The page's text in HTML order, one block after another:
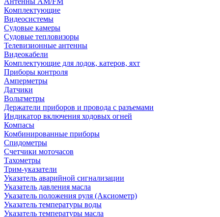
Комплектующие
Видеосистемы
Судовые камеры
Cудовые тепловизоры
Телевизионные антенны
Видеокабели
Комплектующие для лодок, катеров, яхт
Приборы контроля
Амперметры
Датчики
Вольтметры
Держатели приборов и провода с разъемами
Индикатор включения ходовых огней
Компасы
Комбинированные приборы
Спидометры
Счетчики моточасов
Тахометры
Трим-указатели
Указатель аварийной сигнализации
Указатель давления масла
Указатель положения руля (Аксиометр)
Указатель температуры воды
Указатель температуры масла